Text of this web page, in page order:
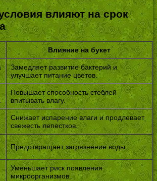
влияют на срок
Влияние на букет
Замедляет развитие бактерий и
улучшает питание цветов.
Повышает способность стеблей
впитывать влагу.
Снижает испарение влаги и продлевает
свежесть лепестков.
Предотвращает загрязнение воды.
Уменьшает риск появления
микроорганизмов.